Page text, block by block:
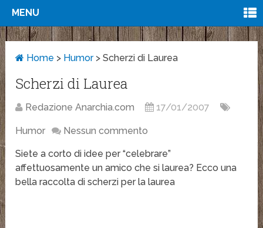
MENU
Home > Humor>Scherzi di Laurea
Scherzi di Laurea
Redazione Anarchia.com 17/01/2007
Humor Nessun commento
Siete a corto di idee per “celebrare”
affettuosamente un amico che si laurea? Ecco una
bella raccolta di scherzi per la laurea